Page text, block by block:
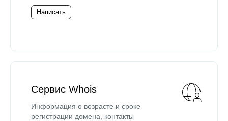
Написать
Сервис Whois
Информация о возрасте и сроке
регистрации домена, контакты